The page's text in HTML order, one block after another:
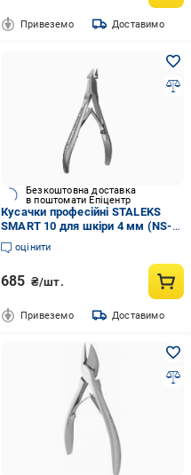
Привеземо Доставимо
Безкоштовна доставка
в поштомати Епіцентр
Кусачки професійні STALEKS
SMART 10 для шкіри 4 мм (NS-
10-4)
оцінити
685 ₴/шт.
Привеземо Доставимо